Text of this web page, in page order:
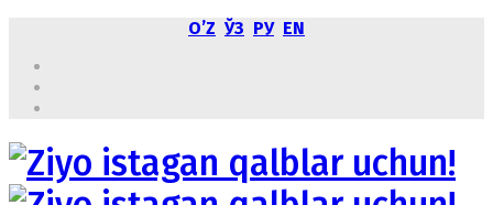
OʼZ ЎЗ РУ EN